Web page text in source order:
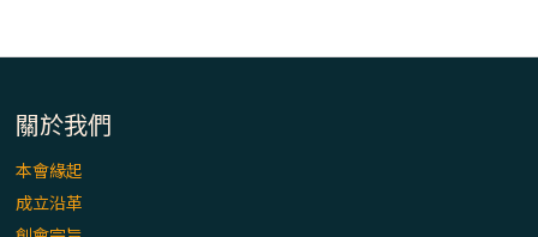
(2)黃敏正主教帶你做【將臨期避靜】—
關於我們
本會緣起
成立沿革